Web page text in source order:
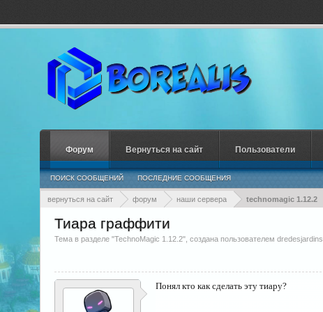
вернуться на сайт форум наши сервера technomagic 1.12.2
Тиара граффити
Тема в разделе "TechnoMagic 1.12.2", создана пользователем dredesjardins
Понял кто как сделать эту тиару?
Форум
ПОИСК СООБЩЕНИЙ ПОСЛЕДНИЕ СООБЩЕНИЯ
Вернуться на сайт Пользователи